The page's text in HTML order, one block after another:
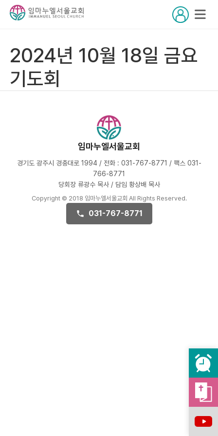
2024년 10월 18일 금요
기도회
임마누엘서울교회
경기도 광주시 경충대로 1994 / 전화 : 031-767-8771 / 팩스 031-
766-8771
당회장 류광수 목사 / 담임 황상배 목사
Copyright © 2018 임마누엘서울교회 All Rights Reserved.
031-767-8771